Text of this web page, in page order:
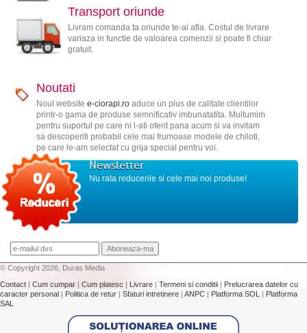
Transport oriunde
Livram comanda ta oriunde te-ai afla. Costul de livrare
variaza in functie de valoarea comenzii si poate fi chiar
gratuit.
Noutati
Noul website e-ciorapi.roaduce un plus de calitate clientilor
printr-o gama de produse semnificativ imbunatatita. Multumim
pentru suportul pe care ni l-ati oferit pana acum si va invitam
sa descoperiti probabil cele mai frumoase modele de chiloti,
pe care le-am selectat cu grija special pentru voi.
Newsletter
Nu rata reducerile si cele mai noi produse!
© Copyright 2026, Duras Media
Contact | Cum cumpar | Cum platesc | Livrare | Termeni si conditii | Prelucrarea datelor cu
caracter personal | Politica de retur | Sfaturi intretinere | ANPC | Platforma SOL | Platforma
SAL